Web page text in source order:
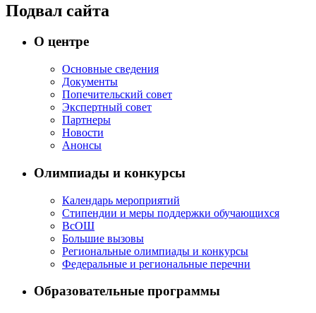
Подвал сайта
О центре
Основные сведения
Документы
Попечительский совет
Экспертный совет
Партнеры
Новости
Анонсы
Олимпиады и конкурсы
Календарь мероприятий
Стипендии и меры поддержки обучающихся
ВсОШ
Большие вызовы
Региональные олимпиады и конкурсы
Федеральные и региональные перечни
Образовательные программы